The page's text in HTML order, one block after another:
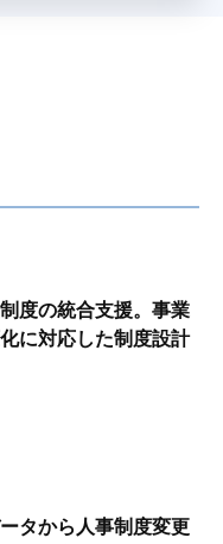
度の統合支援。事業
に対応した制度設計
タから人事制度変更